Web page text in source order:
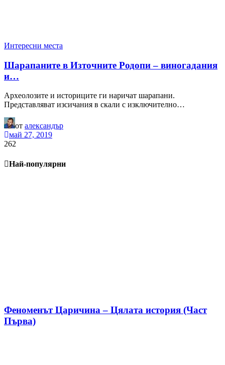
Интересни места
Шарапаните в Източните Родопи – виногадания
и…
Археолозите и историците ги наричат шарапани.
Представляват изсичания в скали с изключително…
от александър
май 27, 2019
262
Най-популярни
Феноменът Царичина – Цялата история (Част
Първа)